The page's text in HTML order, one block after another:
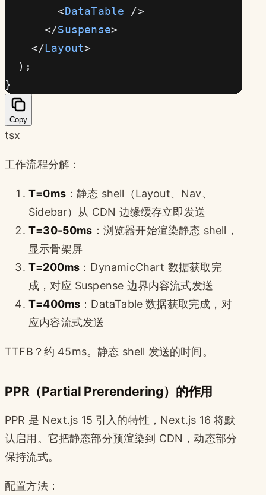
        <
DataTable />
      </
Suspense>
    </
Layout>
  );
}
Copy
tsx
工作流程分解：
T=0ms：静态 shell（Layout、Nav、
Sidebar）从 CDN 边缘缓存立即发送
T=30-50ms ：浏览器开始渲染静态 shell，
显示骨架屏
T=200ms ：DynamicChart 数据获取完
成，对应 Suspense 边界内容流式发送
T=400ms ：DataTable 数据获取完成，对
应内容流式发送
TTFB？约 45ms。静态 shell 发送的时间。
PPR（Partial Prerendering）的作用
PPR 是 Next.js 15 引入的特性，Next.js 16 将默
认启用。它把静态部分预渲染到 CDN，动态部分
保持流式。
配置方法：